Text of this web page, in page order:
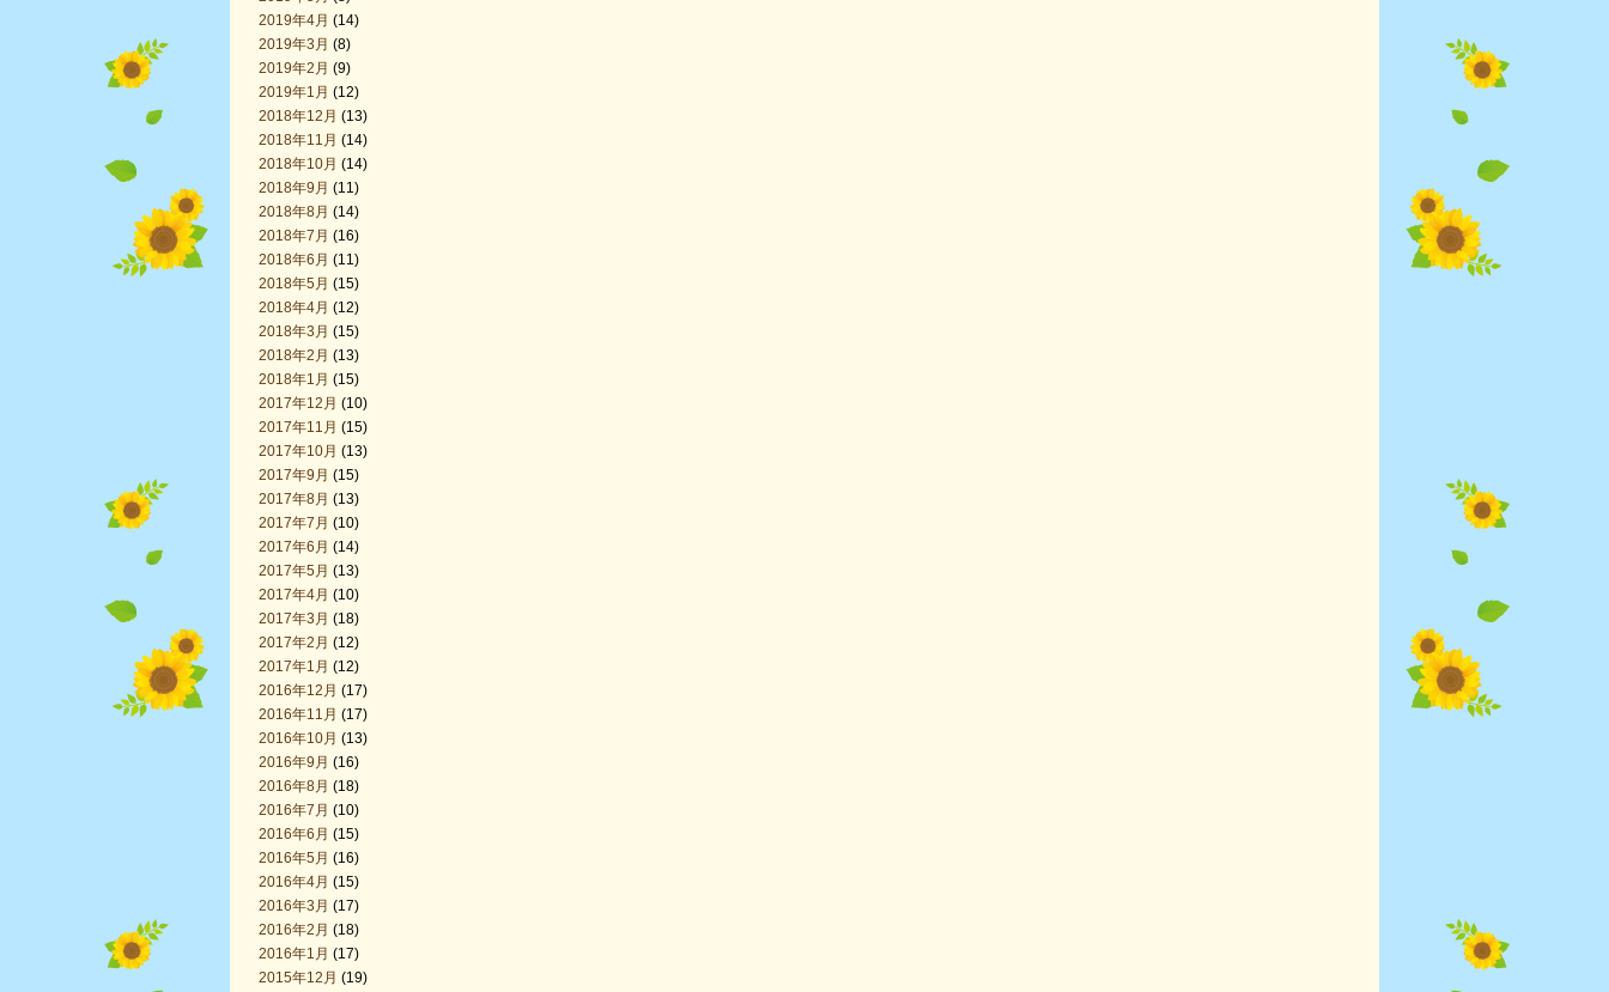
2019年4月 (14)
2019年3月 (8)
2019年2月 (9)
2019年1月 (12)
2018年12月 (13)
2018年11月 (14)
2018年10月 (14)
2018年9月 (11)
2018年8月 (14)
2018年7月 (16)
2018年6月 (11)
2018年5月 (15)
2018年4月 (12)
2018年3月 (15)
2018年2月 (13)
2018年1月 (15)
2017年12月 (10)
2017年11月 (15)
2017年10月 (13)
2017年9月 (15)
2017年8月 (13)
2017年7月 (10)
2017年6月 (14)
2017年5月 (13)
2017年4月 (10)
2017年3月 (18)
2017年2月 (12)
2017年1月 (12)
2016年12月 (17)
2016年11月 (17)
2016年10月 (13)
2016年9月 (16)
2016年8月 (18)
2016年7月 (10)
2016年6月 (15)
2016年5月 (16)
2016年4月 (15)
2016年3月 (17)
2016年2月 (18)
2016年1月 (17)
2015年12月 (19)